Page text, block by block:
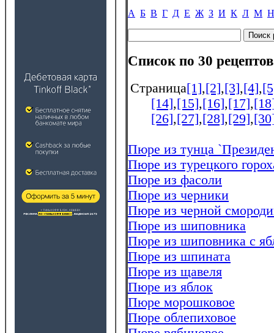
А Б В Г Д Е Ж З И К Л М Н
Список по 30
Страница[1],[2],[3],[4],
[14],[15],[16],[17],
[26],[27],[28],[29],
Пюре из тунца
Пюре из турецкого
Пюре из фасоли
Пюре из черники
Пюре из черной
Пюре из шиповника
Пюре из шиповника с
Пюре из шпината
Пюре из щавеля
Пюре из яблок
Пюре морошковое
Пюре облепиховое